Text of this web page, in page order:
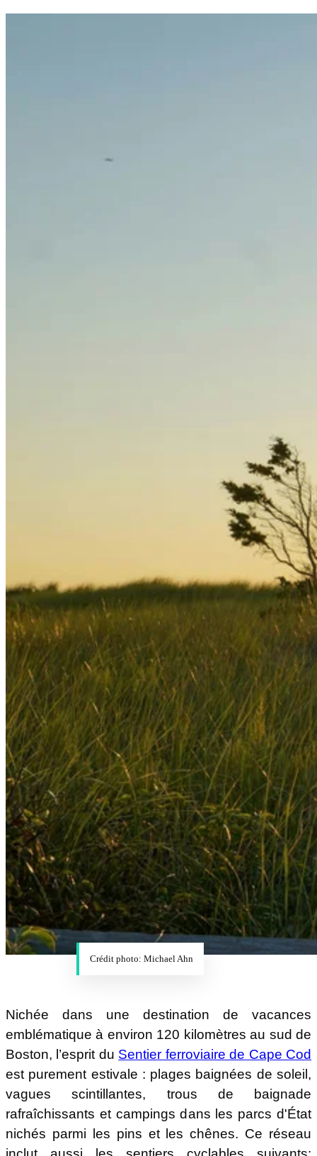
Crédit photo: Michael Ahn
Nichée dans une destination de vacances
emblématique à environ 120 kilomètres au sud de
Boston, l’esprit du Sentier ferroviaire de Cape Cod
est purement estivale : plages baignées de soleil,
vagues scintillantes, trous de baignade
rafraîchissants et campings dans les parcs d'État
nichés parmi les pins et les chênes. Ce réseau